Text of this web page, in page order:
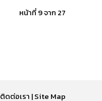
หน้าที่ 9 จาก 27
ติดต่อเรา |Site Map